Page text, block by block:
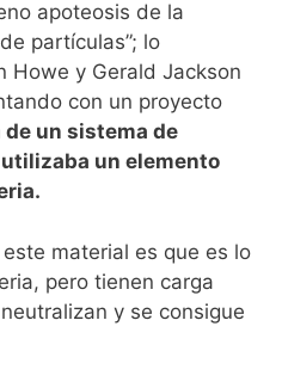
apoteosis de la
partículas”; lo
Howe y Gerald Jackson
con un proyecto
un sistema de
un elemento
material es que es lo
pero tienen carga
y se consigue